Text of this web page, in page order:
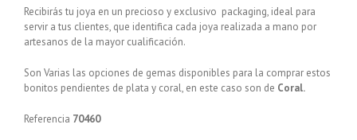
Recibirás tu joya en un precioso y exclusivo packaging, ideal para
servir a tus clientes, que identifica cada joya realizada a mano por
artesanos de la mayor cualificación.
Son Varias las opciones de gemas disponibles para la comprar estos
bonitos pendientes de plata y coral, en este caso son de Coral.
Referencia 70460